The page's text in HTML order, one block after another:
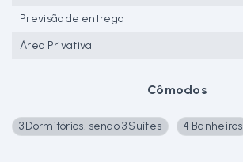
Cômodos
3 Dormitórios, sendo 3 Suítes 4 Banheiros
Previsão de entrega
Área Privativa